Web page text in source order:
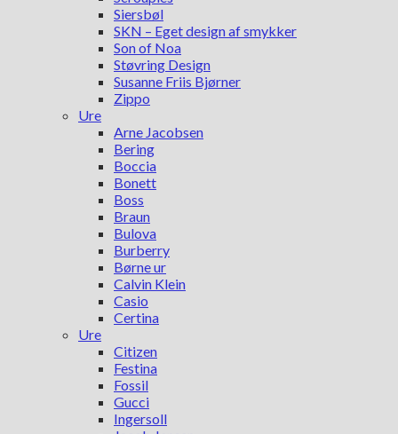
Siersbøl
SKN – Eget design af smykker
Son of Noa
Støvring Design
Susanne Friis Bjørner
Zippo
Ure
Arne Jacobsen
Bering
Boccia
Bonett
Boss
Braun
Bulova
Burberry
Børne ur
Calvin Klein
Casio
Certina
Ure
Citizen
Festina
Fossil
Gucci
Ingersoll